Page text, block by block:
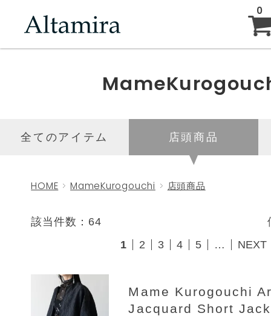
0
ABOUT
NEW ARRIVAL
BRAND
全てのアイテム 店頭商品
HOME MameKurogouchi 店頭商品
該当件数：64
1
2 3 4 5 … NEXT
Mame Kurogouchi
Jacquard Short